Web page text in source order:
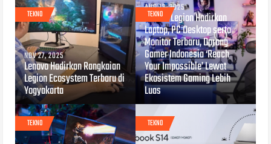
TEKNO
NOV 27, 2025
Lenovo Hadirkan Rangkaian
Legion Ecosystem Terbaru di
Yogyakarta
TEKNO
AUG 12, 2025
Lenovo Legion Hadirkan
Laptop, PC Desktop serta
Monitor Terbaru, Dorong
Gamer Indonesia ‘Reach
Your Impossible’ Lewat
Ekosistem Gaming Lebih
Luas
TEKNO TEKNO